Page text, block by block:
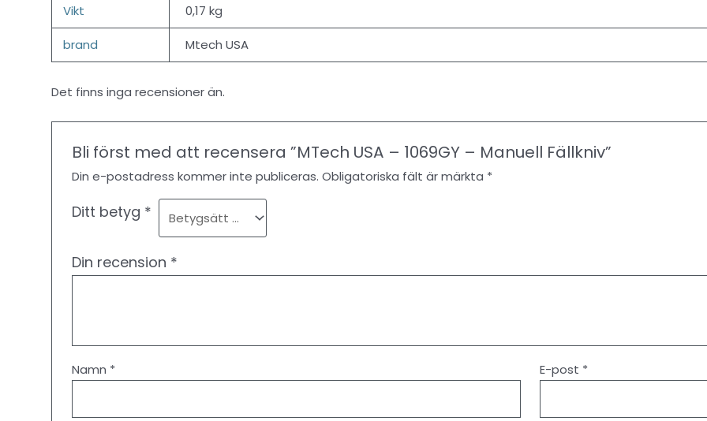
Vikt 0,17 kg
brand Mtech USA
Det finns inga recensioner än.
Bli först med att recensera ”MTech USA – 1069GY – Manuell Fällkniv”
Din e-postadress kommer inte publiceras. Obligatoriska fält är märkta *
Ditt betyg *
Din recension *
Namn * E-post *